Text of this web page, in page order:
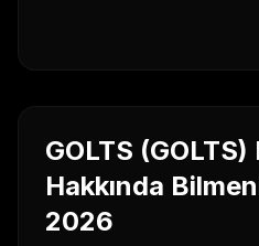
GOLTS (GOLTS)
Hakkında
2026